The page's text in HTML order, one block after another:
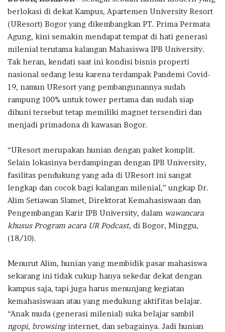
e
b
o
o
k
it
te
r
at
s
A
p
p
e e
g
ra
m
ar
e
berlokasi di dekat Kampus, Apartemen University Resort
(UResort) Bogor yang dikembangkan PT. Prima Permata
Agung, kini semakin mendapat tempat di hati generasi
milenial terutama kalangan Mahasiswa IPB University.
Tak heran, kendati saat ini kondisi bisnis properti
nasional sedang lesu karena terdampak Pandemi Covid-
19, namun UResort yang pembangunannya sudah
rampung 100% untuk tower pertama dan sudah siap
dihuni tersebut tetap memiliki magnet tersendiri dan
menjadi primadona di kawasan Bogor.
“UResort merupakan hunian dengan paket komplit.
Selain lokasinya berdampingan dengan IPB University,
fasilitas pendukung yang ada di UResort ini sangat
lengkap dan cocok bagi kalangan milenial,” ungkap Dr.
Alim Setiawan Slamet, Direktorat Kemahasiswaan dan
Pengembangan Karir IPB University, dalam wawancara
khusus Program acara UR Podcast, di Bogor, Minggu,
(18/10).
Menurut Alim, hunian yang membidik pasar mahasiswa
sekarang ini tidak cukup hanya sekedar dekat dengan
kampus saja, tapi juga harus menunjang kegiatan
kemahasiswaan atau yang medukung aktifitas belajar.
“Anak muda (generasi milenial) suka belajar sambil
ngopi, browsinginternet, dan sebagainya. Jadi hunian